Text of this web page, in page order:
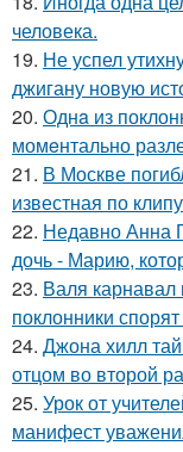
человека.
19. Не успел
джигану новую
20. Однa из
момeнтально
21. В Москве
известная по
22. Недавно Анна
дочь - Марию,
23. Валя карнавал
поклонники
24. Джона хилл
отцом во второй
25. Урок от
манифест